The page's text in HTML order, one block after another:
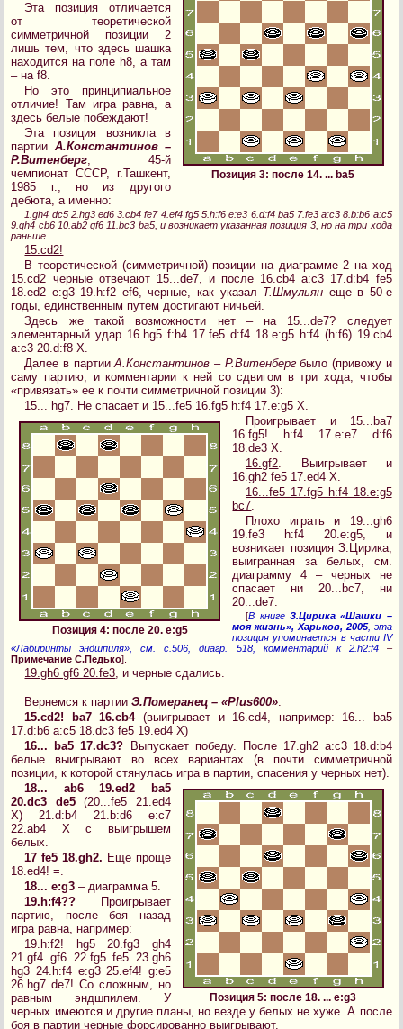
Позиция 3: после 14. ... ba5
Эта позиция отличается
от теоретической
симметричной позиции 2
лишь тем, что здесь шашка
находится на поле h8, а там
– на f8.
Но это принципиальное
отличие! Там игра равна, а
здесь белые побеждают!
Эта позиция возникла в
партии А.Константинов –
Р.Витенберг, 45-й
чемпионат СССР, г.Ташкент,
1985 г., но из другого
дебюта, а именно:
1.gh4 dc5 2.hg3 ed6 3.cb4 fe7 4.ef4 fg5 5.h:f6 e:e3 6.d:f4 ba5 7.fe3 a:c3 8.b:b6 a:c5
9.gh4 cb6 10.ab2 gf6 11.bc3 ba5, и возникает указанная позиция 3, но на три хода
раньше.
15.cd2!
В теоретической (симметричной) позиции на диаграмме 2 на ход
15.cd2 черные отвечают 15...de7, и после 16.cb4 a:c3 17.d:b4 fe5
18.ed2 e:g3 19.h:f2 ef6, черные, как указал Т.Шмульян еще в 50-е
годы, единственным путем достигают ничьей.
Здесь же такой возможности нет – на 15...de7? следует
элементарный удар 16.hg5 f:h4 17.fe5 d:f4 18.e:g5 h:f4 (h:f6) 19.cb4
a:c3 20.d:f8 X.
Далее в партииА.Константинов – Р.Витенбергбыло (привожу и
саму партию, и комментарии к ней со сдвигом в три хода, чтобы
«привязать» ее к почти симметричной позиции 3):
15... hg7. Не спасает и 15...fe5 16.fg5 h:f4 17.e:g5 X.
Позиция 4: после 20. e:g5
Проигрывает и 15...ba7
16.fg5! h:f4 17.e:e7 d:f6
18.de3 X.
16.gf2. Выигрывает и
16.gh2 fe5 17.ed4 X.
16...fe5 17.fg5 h:f4 18.e:g5
bc7.
Плохо играть и 19...gh6
19.fe3 h:f4 20.e:g5, и
возникает позиция З.Цирика,
выигранная за белых, см.
диаграмму 4 – черных не
спасает ни 20...bc7, ни
20...de7.
[В книге З.Цирика «Шашки –
моя жизнь», Харьков, 2005, эта
позиция упоминается в части IV
«Лабиринты эндшпиля», см. с.506, диагр. 518, комментарий к 2.h2:f4–
Примечание С.Педько].
19.gh6 gf6 20.fe3, и черные сдались.
Вернемся к партииЭ.Померанец – «Plus600».
15.cd2! ba7 16.cb4(выигрывает и 16.cd4, например: 16... ba5
17.d:b6 a:c5 18.dc3 fe5 19.ed4 X)
16... ba5 17.dc3? Выпускает победу. После 17.gh2 a:c3 18.d:b4
белые выигрывают во всех вариантах (в почти симметричной
позиции, к которой стянулась игра в партии, спасения у черных нет).
Позиция 5: после 18. ... e:g3
18... ab6 19.ed2 ba5
20.dc3 de5(20...fe5 21.ed4
X) 21.d:b4 21.b:d6 e:c7
22.ab4 X с выигрышем
белых.
17 fe5 18.gh2. Еще проще
18.ed4! =.
18... e:g3 – диаграмма 5.
19.h:f4?? Проигрывает
партию, после боя назад
игра равна, например:
19.h:f2! hg5 20.fg3 gh4
21.gf4 gf6 22.fg5 fe5 23.gh6
hg3 24.h:f4 e:g3 25.ef4! g:e5
26.hg7 de7! Со сложным, но
равным эндшпилем. У
черных имеются и другие планы, но везде у белых не хуже. А после
боя в партии черные форсированно выигрывают.